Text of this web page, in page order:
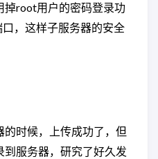
掉root用户的密码登录功
，这样子服务器的安全
时候，上传成功了，但
服务器，研究了好久发